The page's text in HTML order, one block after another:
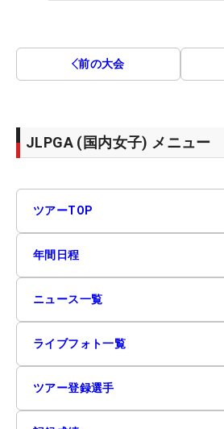
前の大会
JLPGA (国内女子) メニュー
ツアーTOP
年間日程
ニュース一覧
ライブフォト一覧
ツアー登録選手